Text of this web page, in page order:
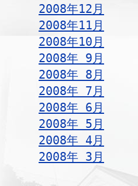
2008年12月
2008年11月
2008年10月
2008年 9月
2008年 8月
2008年 7月
2008年 6月
2008年 5月
2008年 4月
2008年 3月